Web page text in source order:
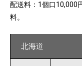
配送料：1個口10,000
料。
北海道